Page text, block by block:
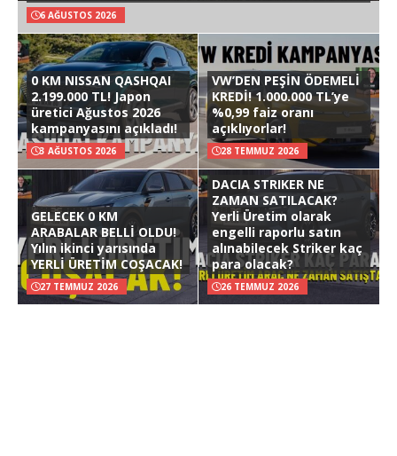
6 AĞUSTOS 2026
0 KM NISSAN QASHQAI
2.199.000 TL! Japon
üretici Ağustos 2026
kampanyasını açıkladı!
3 AĞUSTOS 2026
VW’DEN PEŞİN ÖDEMELİ
KREDİ! 1.000.000 TL’ye
%0,99 faiz oranı
açıklıyorlar!
28 TEMMUZ 2026
GELECEK 0 KM
ARABALAR BELLİ OLDU!
Yılın ikinci yarısında
YERLİ ÜRETİM COŞACAK!
27 TEMMUZ 2026
DACIA STRIKER NE
ZAMAN SATILACAK?
Yerli Üretim olarak
engelli raporlu satın
alınabilecek Striker kaç
para olacak?
26 TEMMUZ 2026